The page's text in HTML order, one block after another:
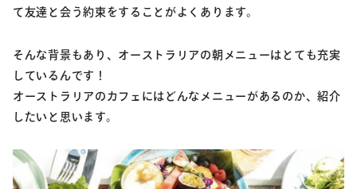
て友達と会う約束をすることがよくあります。
そんな背景もあり、オーストラリアの朝メニューはとても充実
しているんです！
オーストラリアのカフェにはどんなメニューがあるのか、紹介
したいと思います。